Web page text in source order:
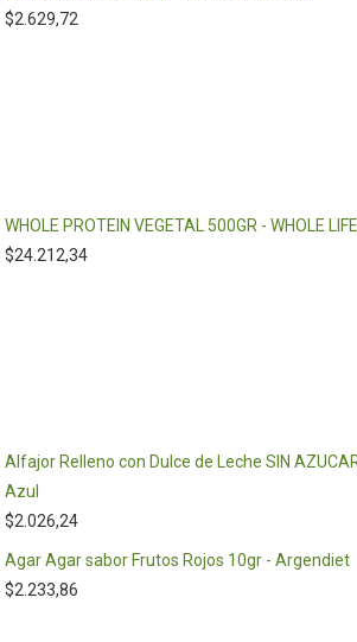
$2.629,72
WHOLE PROTEIN VEGETAL 500GR - WHOLE LIFE
$24.212,34
Alfajor Relleno con Dulce de Leche SIN
Azul
$2.026,24
Agar Agar sabor Frutos Rojos 10gr - Argendiet
$2.233,86